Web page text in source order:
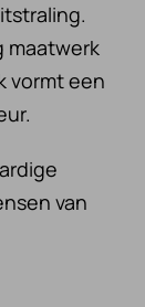
maatwerk
vormt een
van